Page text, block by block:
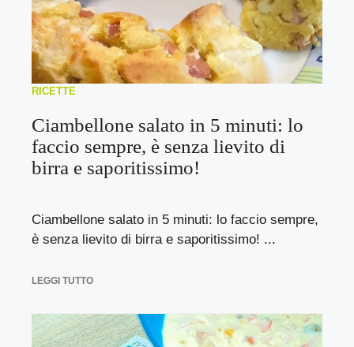
RICETTE
Ciambellone salato in 5 minuti: lo
faccio sempre, è senza lievito di
birra e saporitissimo!
Ciambellone salato in 5 minuti: lo faccio sempre,
è senza lievito di birra e saporitissimo! ...
LEGGI TUTTO